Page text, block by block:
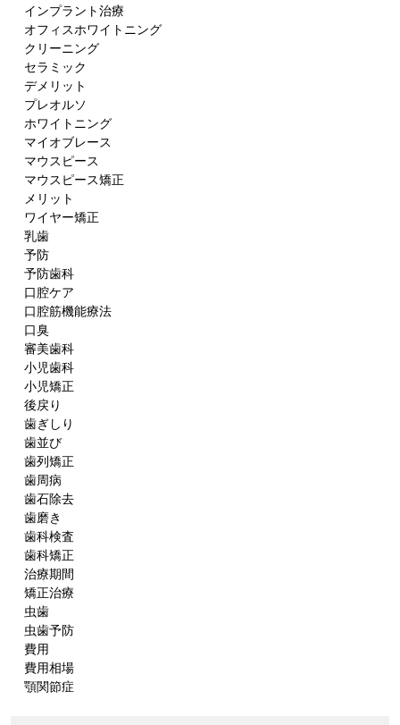
インプラント治療
オフィスホワイトニング
クリーニング
セラミック
デメリット
プレオルソ
ホワイトニング
マイオブレース
マウスピース
マウスピース矯正
メリット
ワイヤー矯正
乳歯
予防
予防歯科
口腔ケア
口腔筋機能療法
口臭
審美歯科
小児歯科
小児矯正
後戻り
歯ぎしり
歯並び
歯列矯正
歯周病
歯石除去
歯磨き
歯科検査
歯科矯正
治療期間
矯正治療
虫歯
虫歯予防
費用
費用相場
顎関節症